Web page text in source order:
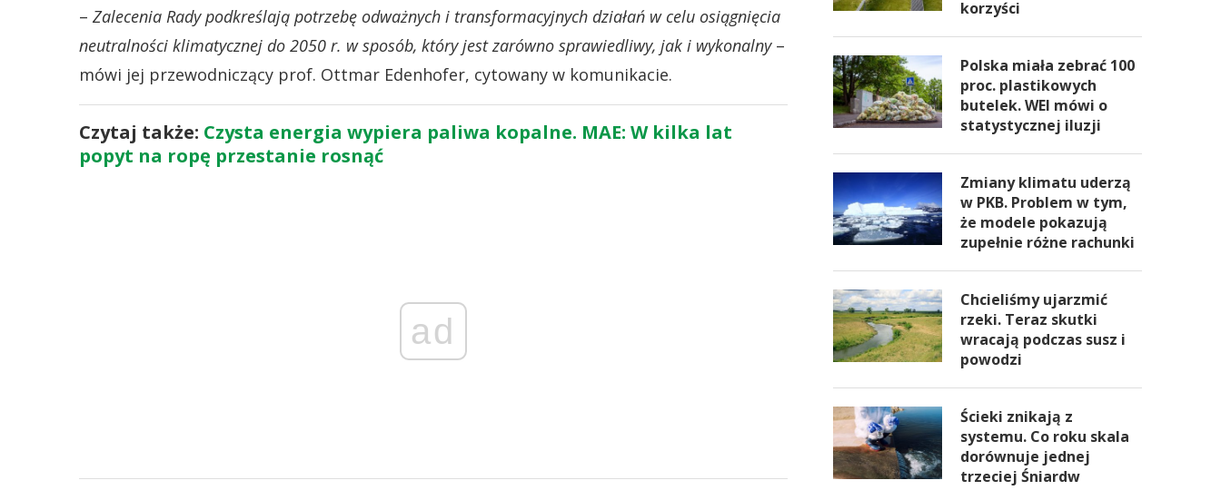
– Zalecenia Rady podkreślają potrzebę odważnych i transformacyjnych działań w celu osiągnięcia
neutralności klimatycznej do 2050 r. w sposób, który jest zarówno sprawiedliwy, jak i wykonalny–
mówi jej przewodniczący ​​prof. Ottmar Edenhofer, cytowany w komunikacie.
Czytaj także: Czysta energia wypiera paliwa kopalne. MAE: W kilka lat
popyt na ropę przestanie rosnąć
ad
korzyści
Polska miała zebrać 100
proc. plastikowych
butelek. WEI mówi o
statystycznej iluzji
Zmiany klimatu uderzą
w PKB. Problem w tym,
że modele pokazują
zupełnie różne rachunki
Chcieliśmy ujarzmić
rzeki. Teraz skutki
wracają podczas susz i
powodzi
Ścieki znikają z
systemu. Co roku skala
dorównuje jednej
trzeciej Śniardw